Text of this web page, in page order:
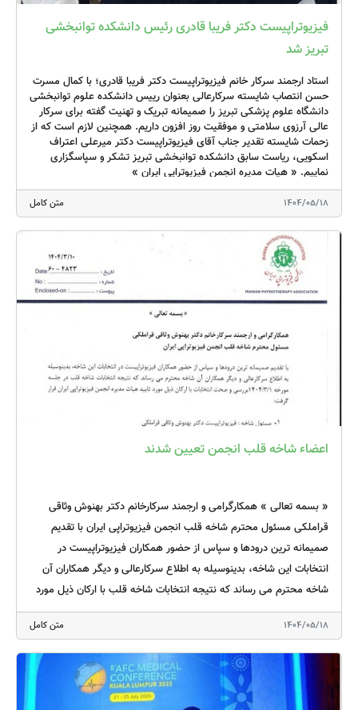
کنند؛ در غیر این صورت از دریافت خدمات خودداری کنند.
فیزیوتراپیست دکتر فریبا قادری رئیس دانشکده توانبخشی
تبریز شد
استاد ارجمند سرکار خانم فیزیوتراپیست دکتر فریبا قادری؛ با کمال مسرت
حسن انتصاب شایسته سرکارعالی بعنوان رییس دانشکده علوم توانبخشی
دانشگاه علوم پزشکی تبریز را صمیمانه تبریک و تهنیت گفته برای سرکار
عالی آرزوی سلامتی و موفقیت روز افزون داریم. همچنین لازم است که از
زحمات شایسته تقدیر جناب آقای فیزیوتراپیست دکتر میرعلی اعتراف
اسکویی، ریاست سابق دانشکده توانبخشی تبریز تشکر و سپاسگزاری
نماییم. « هیات مدیره انجمن فیزیوتراپی ایران »
1404/05/18 متن کامل
اعضاء شاخه قلب انجمن تعیین شدند
« بسمه تعالی » همکارگرامی و ارجمند سرکارخانم دکتر بهنوش وثاقی
قراملکی مسئول محترم شاخه قلب انجمن فیزیوتراپی ایران با تقدیم
صمیمانه ترین درودها و سپاس از حضور همکاران فیزیوتراپیست در
انتخابات این شاخه، بدینوسیله به اطلاع سرکارعالی و دیگر همکاران آن
شاخه محترم می رساند که نتیجه انتخابات شاخه قلب با ارکان ذیل مورد
تایید هیات مدیره انجمن فیزیوتراپی ایران قرار گرفت: 1- مسئول شاخه :
فیزیوتراپیست دکتر بهنوش وثاقی قراملکی 2- دبیر شاخه: فیزیوتراپیست
دکتر مریم السادات صبا 3- عضو هیات مدیره : فیزیوتراپیست دکتر
ارغوان حاجی باشی 4- عضو هیات مدیره : فیزیوتراپیست دکتر سمیه
آذرنیا 5- عضو هیات مدیره : فیزیوتراپیست بهاره مهرگان فر 6- عضو علی
1404/05/18 متن کامل